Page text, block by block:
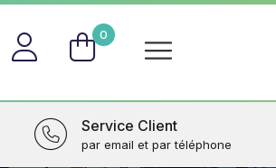
0
Service Client
par email et par téléphone